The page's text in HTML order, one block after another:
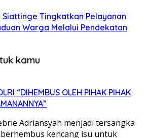
Siattinge Tingkatkan Pelayanan
Warga Melalui Pendekatan
kamu
“DIHEMBUS OLEH PIHAK PIHAK
Adriansyah menjadi tersangka
kencang isu untuk